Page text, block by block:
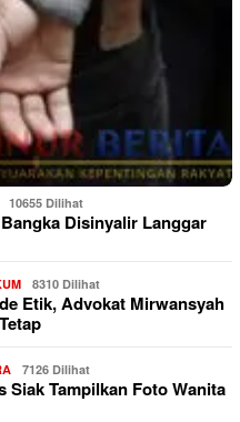
10655 Dilihat
Disinyalir Langgar
8310 Dilihat
Etik, Advokat Mirwansyah
7126 Dilihat
Siak Tampilkan Foto Wanita